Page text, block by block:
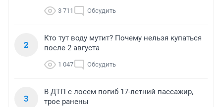
3 711 Обсудить
2
Кто тут воду мутит? Почему нельзя купаться
после 2 августа
1 047 Обсудить
3
В ДТП с лосем погиб 17-летний пассажир,
трое ранены